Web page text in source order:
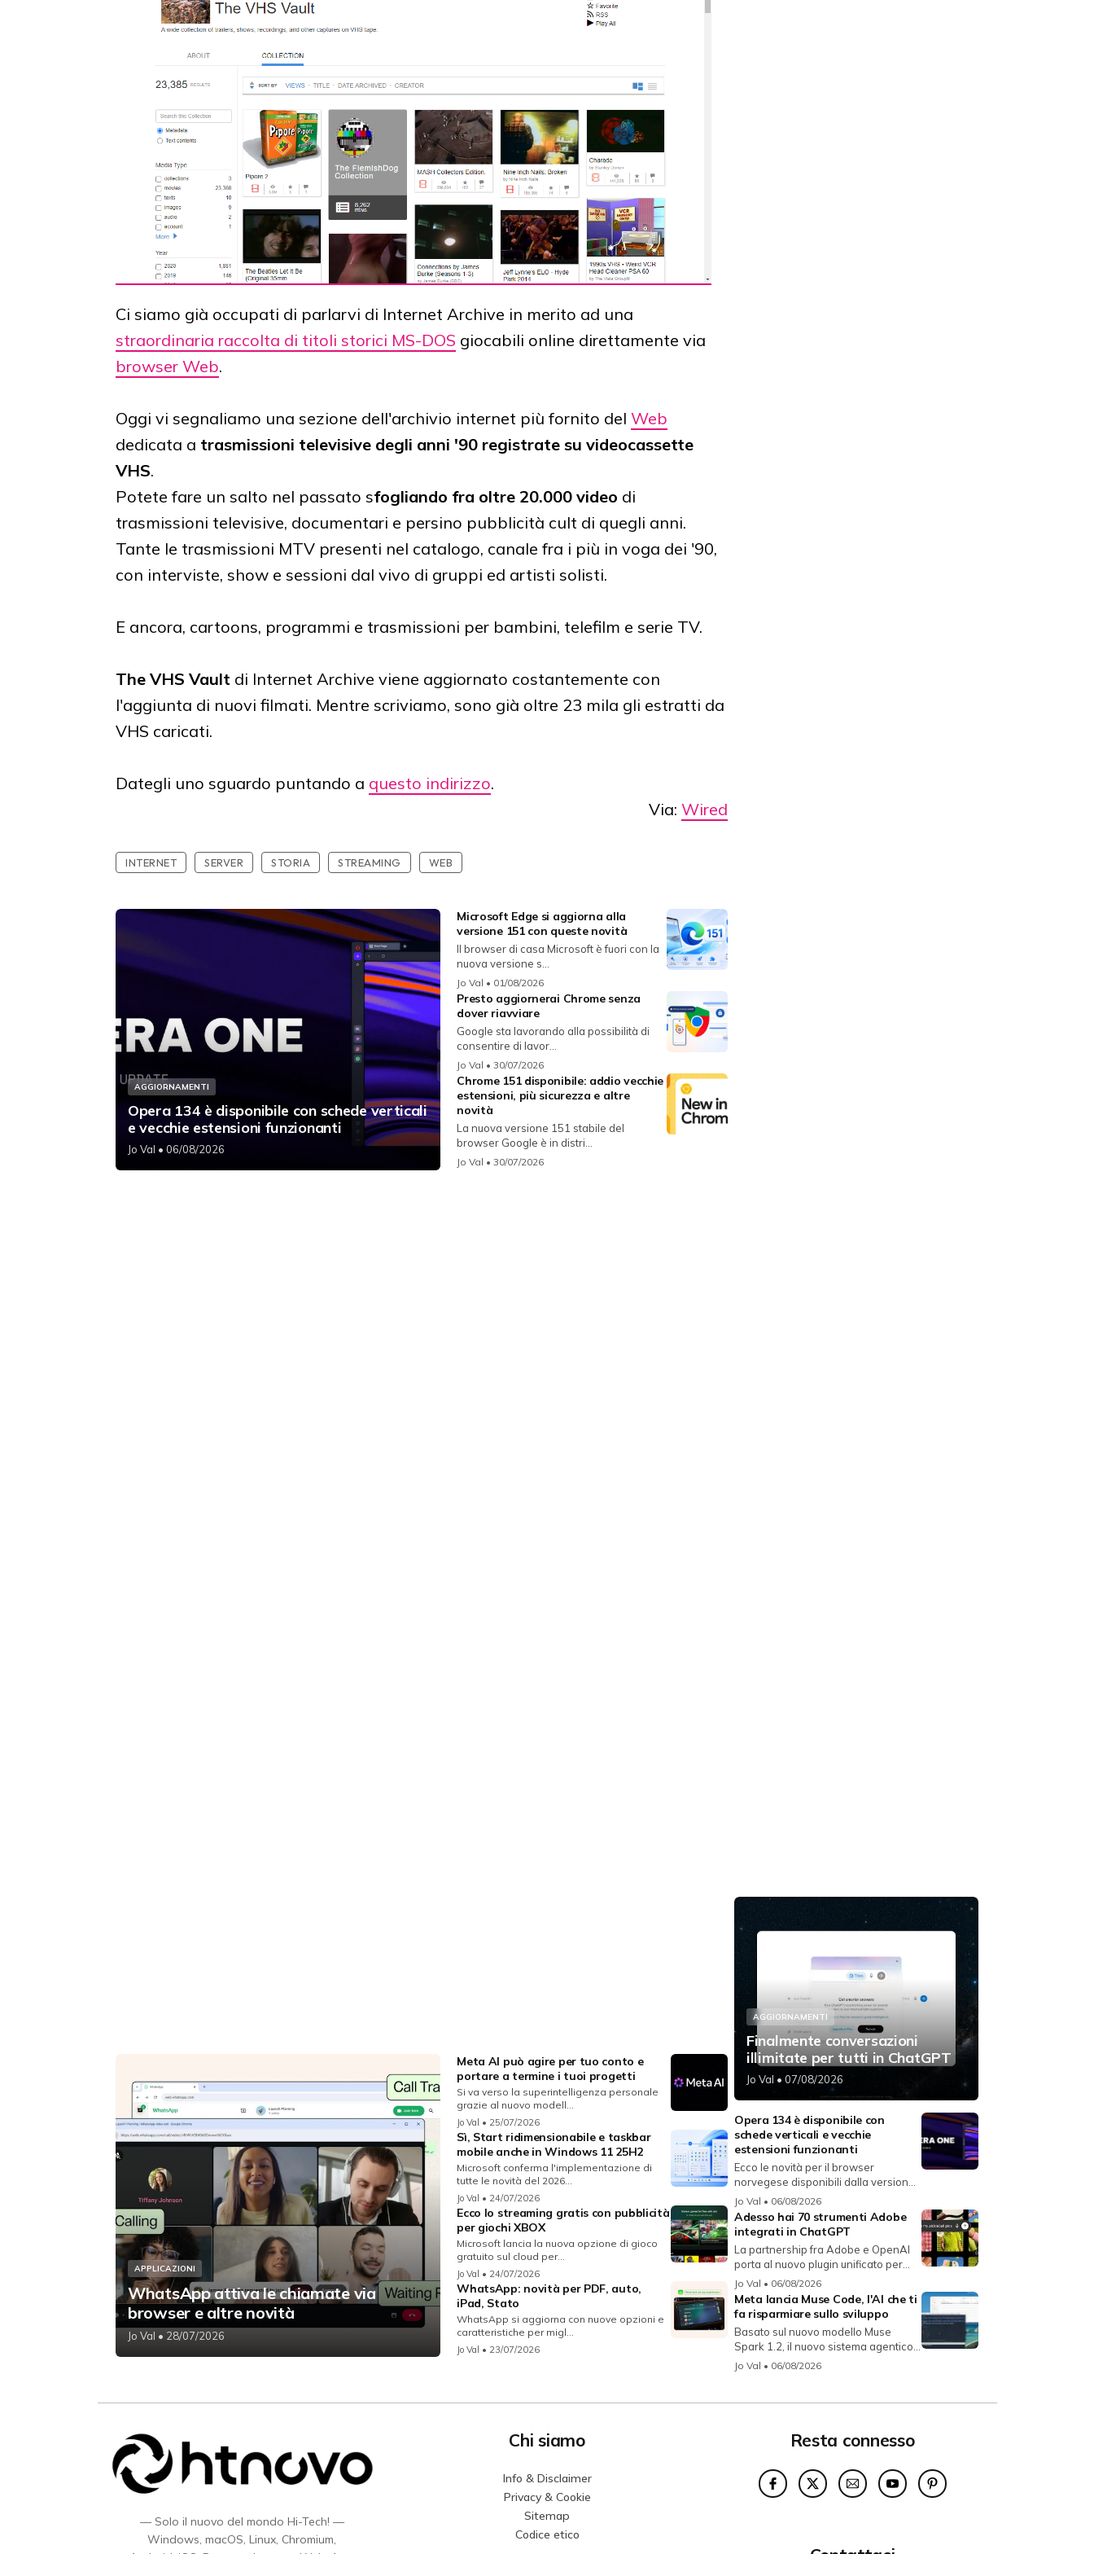
Ci siamo già occupati di parlarvi di Internet Archive in merito ad una
straordinaria raccolta di titoli storici MS-DOS giocabili online direttamente via
browser Web.
Oggi vi segnaliamo una sezione dell'archivio internet più fornito del Web
dedicata a trasmissioni televisive degli anni '90 registrate su videocassette
VHS.
Potete fare un salto nel passato sfogliando fra oltre 20.000 video di
trasmissioni televisive, documentari e persino pubblicità cult di quegli anni.
Tante le trasmissioni MTV presenti nel catalogo, canale fra i più in voga dei '90,
con interviste, show e sessioni dal vivo di gruppi ed artisti solisti.
E ancora, cartoons, programmi e trasmissioni per bambini, telefilm e serie TV.
The VHS Vault di Internet Archive viene aggiornato costantemente con
l'aggiunta di nuovi filmati. Mentre scriviamo, sono già oltre 23 mila gli estratti da
VHS caricati.
Dategli uno sguardo puntando a questo indirizzo.
Via: Wired
INTERNET SERVER STORIA STREAMING WEB
AGGIORNAMENTI
Opera 134 è disponibile con schede verticali
e vecchie estensioni funzionanti
Jo Val • 06/08/2026
Microsoft Edge si aggiorna alla
versione 151 con queste novità
Il browser di casa Microsoft è fuori con la
nuova versione s...
Jo Val • 01/08/2026
Presto aggiornerai Chrome senza
dover riavviare
Google sta lavorando alla possibilità di
consentire di lavor...
Jo Val • 30/07/2026
Chrome 151 disponibile: addio vecchie
estensioni, più sicurezza e altre
novità
La nuova versione 151 stabile del
browser Google è in distri...
Jo Val • 30/07/2026
APPLICAZIONI
WhatsApp attiva le chiamate via
browser e altre novità
Jo Val • 28/07/2026
Meta AI può agire per tuo conto e
portare a termine i tuoi progetti
Si va verso la superintelligenza personale
grazie al nuovo modell...
Jo Val • 25/07/2026
Sì, Start ridimensionabile e taskbar
mobile anche in Windows 11 25H2
Microsoft conferma l'implementazione di
tutte le novità del 2026...
Jo Val • 24/07/2026
Ecco lo streaming gratis con pubblicità
per giochi XBOX
Microsoft lancia la nuova opzione di gioco
gratuito sul cloud per...
Jo Val • 24/07/2026
WhatsApp: novità per PDF, auto,
iPad, Stato
WhatsApp si aggiorna con nuove opzioni e
caratteristiche per migl...
Jo Val • 23/07/2026
AGGIORNAMENTI
Finalmente conversazioni
illimitate per tutti in ChatGPT
Jo Val • 07/08/2026
Opera 134 è disponibile con
schede verticali e vecchie
estensioni funzionanti
Ecco le novità per il browser
norvegese disponibili dalla versione
134...
Jo Val • 06/08/2026
Adesso hai 70 strumenti Adobe
integrati in ChatGPT
La partnership fra Adobe e OpenAI
porta al nuovo plugin unificato per...
Jo Val • 06/08/2026
Meta lancia Muse Code, l'AI che ti
fa risparmiare sullo sviluppo
Basato sul nuovo modello Muse
Spark 1.2, il nuovo sistema agentico
fun...
Jo Val • 06/08/2026
— Solo il nuovo del mondo Hi-Tech! —
Windows, macOS, Linux, Chromium,
Chi siamo
Info & Disclaimer
Privacy & Cookie
Sitemap
Codice etico
Resta connesso